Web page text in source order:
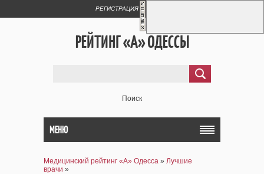
РЕГИСТРАЦИЯ
РЕЙТИНГ «А» ОДЕССЫ
Поиск
МЕНЮ
Медицинский рейтинг «А» Одесса » Лучшие
врачи »